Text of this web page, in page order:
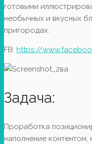
готовыми
необычных и вкусных
пригородах.
FB: https://
Задача:
Проработка
наполнение контентом,